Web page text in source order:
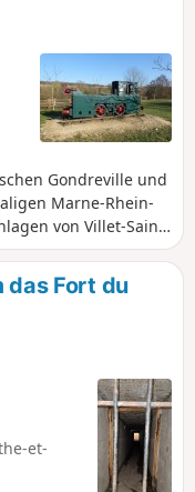
Gondreville und
Marne-Rhein-
von Villet-Saint-
„Le Mordant“,
„Est du Vieux
Orientierungstafel
Überführungen
Mosel, am
Fontenoy vorbei.
das Fort du
et-